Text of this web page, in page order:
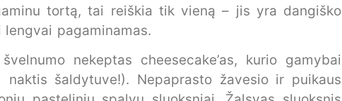
tortą, tai reiškia tik vieną – jis yra dangiško
pagaminamas.
nekeptas cheesecake’as, kurio gamybai
šaldytuve!). Nepaprasto žavesio ir puikaus